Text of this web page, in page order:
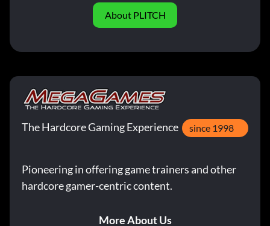
About PLITCH
The Hardcore Gaming Experience since 1998
Pioneering in offering game trainers and other
hardcore gamer-centric content.
More About Us